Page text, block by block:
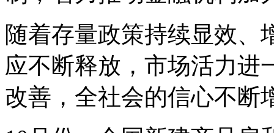
随着存量政策持续显效、
应不断释放，市场活力进
改善，全社会的信心不断